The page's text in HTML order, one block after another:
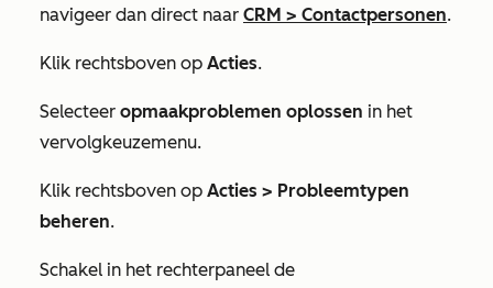
navigeer dan direct naar CRM > Contactpersonen.
Klik rechtsboven op Acties.
Selecteer opmaakproblemen oplossen in het
vervolgkeuzemenu.
Klik rechtsboven op Acties > Probleemtypen
beheren.
Schakel in het rechterpaneel de